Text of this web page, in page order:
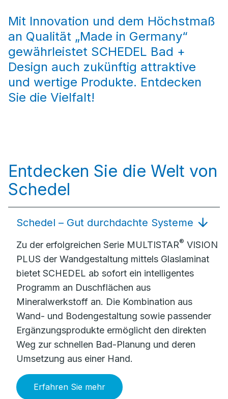
Mit Innovation und dem Höchstmaß
an Qualität „Made in Germany“
gewährleistet SCHEDEL Bad +
Design auch zukünftig attraktive
und wertige Produkte. Entdecken
Sie die Vielfalt!
Entdecken Sie die Welt von
Schedel
Schedel – Gut durchdachte Systeme
Zu der erfolgreichen Serie MULTISTAR® VISION
PLUS der Wandgestaltung mittels Glaslaminat
bietet SCHEDEL ab sofort ein intelligentes
Programm an Duschflächen aus
Mineralwerkstoff an. Die Kombination aus
Wand- und Bodengestaltung sowie passender
Ergänzungsprodukte ermöglicht den direkten
Weg zur schnellen Bad-Planung und deren
Umsetzung aus einer Hand.
Erfahren Sie mehr